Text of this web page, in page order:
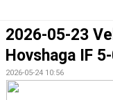
TRUPPEN
LAGETS SPONSORER
2026-05-23
Hovshaga IF
2026-05-24 10:56